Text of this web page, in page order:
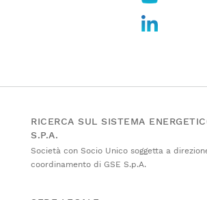
RICERCA SUL SISTEMA
S.P.A.
Società con Socio Unico soggetta a
coordinamento di GSE S.p.A.